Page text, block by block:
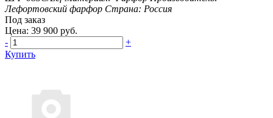
Лефортовский фарфор Страна: Россия
Под заказ
Цена: 39 900 руб.
-
+
Купить